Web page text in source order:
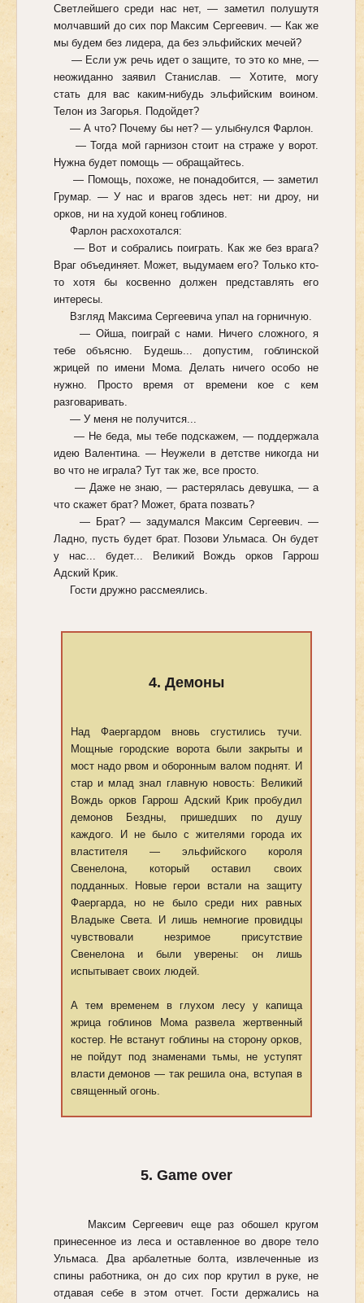
Светлейшего среди нас нет, — заметил полушутя
молчавший до сих пор Максим Сергеевич. — Как же
мы будем без лидера, да без эльфийских мечей?
— Если уж речь идет о защите, то это ко мне, —
неожиданно заявил Станислав. — Хотите, могу
стать для вас каким-нибудь эльфийским воином.
Телон из Загорья. Подойдет?
— А что? Почему бы нет? — улыбнулся Фарлон.
— Тогда мой гарнизон стоит на страже у ворот.
Нужна будет помощь — обращайтесь.
— Помощь, похоже, не понадобится, — заметил
Грумар. — У нас и врагов здесь нет: ни дроу, ни
орков, ни на худой конец гоблинов.
Фарлон расхохотался:
— Вот и собрались поиграть. Как же без врага?
Враг объединяет. Может, выдумаем его? Только кто-
то хотя бы косвенно должен представлять его
интересы.
Взгляд Максима Сергеевича упал на горничную.
— Ойша, поиграй с нами. Ничего сложного, я
тебе объясню. Будешь... допустим, гоблинской
жрицей по имени Мома. Делать ничего особо не
нужно. Просто время от времени кое с кем
разговаривать.
— У меня не получится...
— Не беда, мы тебе подскажем, — поддержала
идею Валентина. — Неужели в детстве никогда ни
во что не играла? Тут так же, все просто.
— Даже не знаю, — растерялась девушка, — а
что скажет брат? Может, брата позвать?
— Брат? — задумался Максим Сергеевич. —
Ладно, пусть будет брат. Позови Ульмаса. Он будет
у нас... будет... Великий Вождь орков Гаррош
Адский Крик.
Гости дружно рассмеялись.
4. Демоны
Над Фаергардом вновь сгустились тучи.
Мощные городские ворота были закрыты и
мост надо рвом и оборонным валом поднят. И
стар и млад знал главную новость: Великий
Вождь орков Гаррош Адский Крик пробудил
демонов Бездны, пришедших по душу
каждого. И не было с жителями города их
властителя — эльфийского короля
Свенелона, который оставил своих
подданных. Новые герои встали на защиту
Фаергарда, но не было среди них равных
Владыке Света. И лишь немногие провидцы
чувствовали незримое присутствие
Свенелона и были уверены: он лишь
испытывает своих людей.
А тем временем в глухом лесу у капища
жрица гоблинов Мома развела жертвенный
костер. Не встанут гоблины на сторону орков,
не пойдут под знаменами тьмы, не уступят
власти демонов — так решила она, вступая в
священный огонь.
5. Game over
Максим Сергеевич еще раз обошел кругом
принесенное из леса и оставленное во дворе тело
Ульмаса. Два арбалетные болта, извлеченные из
спины работника, он до сих пор крутил в руке, не
отдавая себе в этом отчет. Гости держались на